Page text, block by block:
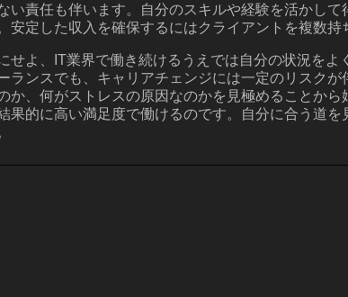
い責任も伴います。自分のスキルや経験を活かし
安定した収入を確保するにはクライアントを複数
せよ、IT業界で働き続けるうえでは自分の状況を
ランスでも、キャリアチェンジには一定のリスク
か、何がストレスの原因なのかを見極めることか
果的に高い満足度で働けるのです。自分に合う道